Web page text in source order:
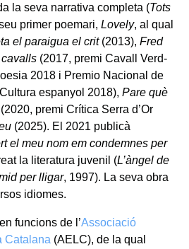
la seva narrativa completa (Tots
primer poemari, Lovely, al qual
el paraigua el crit(2013), Fred
cavalls (2017, premi Cavall Verd-
2018 i Premio Nacional de
espanyol 2018), Pare què
(2020, premi Crítica Serra d’Or
(2025). El 2021 publicà
el meu nom em condemnes per
la literatura juvenil (L’àngel de
per lligar, 1997). La seva obra
idiomes.
funcions de l’Associació
Catalana (AELC), de la qual